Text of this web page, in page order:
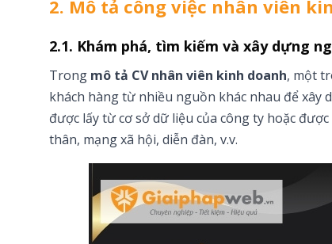
2. Mô tả công việc nhân viên
2.1. Khám phá, tìm kiếm và xây dựng
Trong mô tả CV nhân viên kinh doanh, một
khách hàng từ nhiều nguồn khác nhau để xây
được lấy từ cơ sở dữ liệu của công ty hoặc
thân, mạng xã hội, diễn đàn, v.v.